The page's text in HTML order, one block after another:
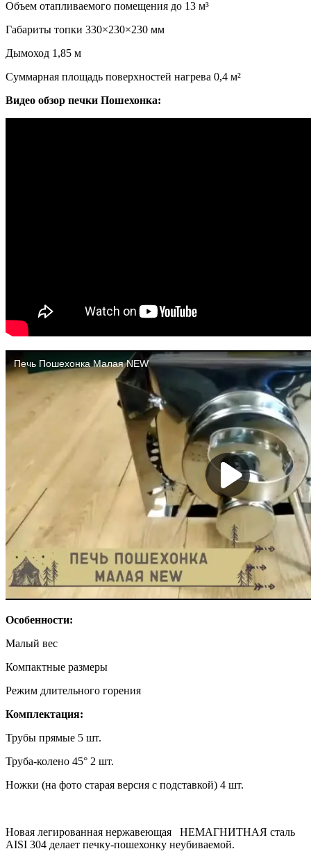
Объем отапливаемого помещения до 13 м³
Габариты топки 330×230×230 мм
Дымоход 1,85 м
Суммарная площадь поверхностей нагрева 0,4 м²
Видео обзор печки Пошехонка:
Особенности:
Малый вес
Компактные размеры
Режим длительного горения
Комплектация:
Трубы прямые 5 шт.
Труба-колено 45° 2 шт.
Ножки (на фото старая версия с подставкой) 4 шт.
Новая легированная нержавеющая НЕМАГНИТНАЯ сталь
AISI 304 делает печку-пошехонку неубиваемой.